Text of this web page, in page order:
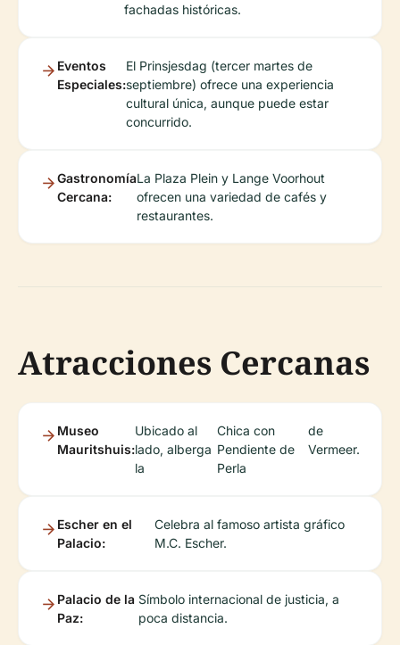
fachadas históricas.
Eventos
Especiales:
El Prinsjesdag (tercer martes de
septiembre) ofrece una experiencia
cultural única, aunque puede estar
concurrido.
Gastronomía
Cercana:
La Plaza Plein y Lange Voorhout
ofrecen una variedad de cafés y
restaurantes.
Atracciones Cercanas
Museo
Mauritshuis:
Ubicado al
lado, alberga
la
Chica con
Pendiente de
Perla
de
Vermeer.
Escher en el
Palacio:
Celebra al famoso artista gráfico
M.C. Escher.
Palacio de la
Paz:
Símbolo internacional de justicia, a
poca distancia.